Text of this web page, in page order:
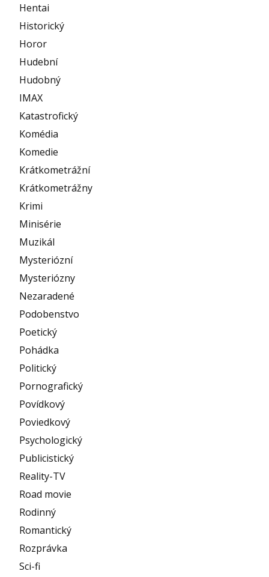
Hentai
Historický
Horor
Hudební
Hudobný
IMAX
Katastrofický
Komédia
Komedie
Krátkometrážní
Krátkometrážny
Krimi
Minisérie
Muzikál
Mysteriózní
Mysteriózny
Nezaradené
Podobenstvo
Poetický
Pohádka
Politický
Pornografický
Povídkový
Poviedkový
Psychologický
Publicistický
Reality-TV
Road movie
Rodinný
Romantický
Rozprávka
Sci-fi